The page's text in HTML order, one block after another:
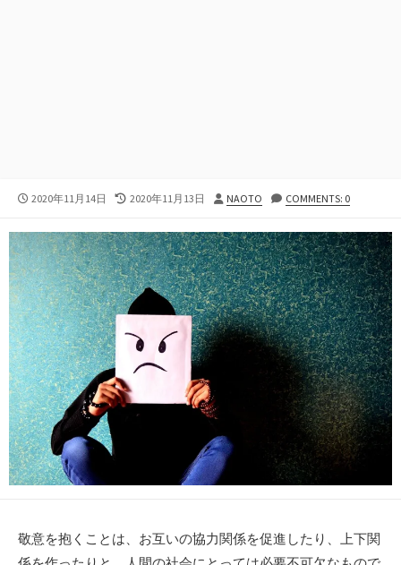
公
日
2020年11月14日
最
更
新
日
2020年11月13日
投
者
NAOTO COMMENTS: 0
敬意を抱くことは、お互いの協力関係を促進したり、上下関